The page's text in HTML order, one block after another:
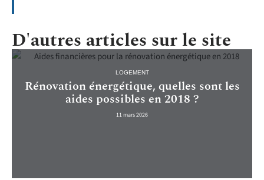
D'autres articles sur le site
LOGEMENT
Rénovation énergétique, quelles sont les
aides possibles en 2018 ?
11 mars 2026